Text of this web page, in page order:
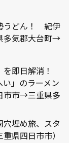
うどん！ 紀伊
多気郡大台町→
を即日解消！
」のラーメン
市市→三重県多
埋め旅、スタ
県四日市市）